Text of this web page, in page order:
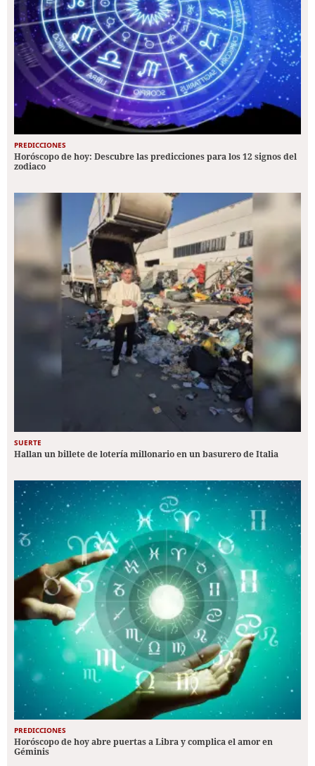
PREDICCIONES
Horóscopo de hoy: Descubre las predicciones para los 12 signos del
zodiaco
SUERTE
Hallan un billete de lotería millonario en un basurero de Italia
PREDICCIONES
Horóscopo de hoy abre puertas a Libra y complica el amor en
Géminis